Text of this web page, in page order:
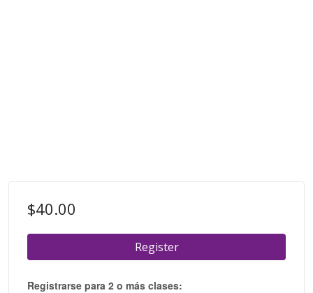
$40.00
Register
Registrarse para 2 o más clases: